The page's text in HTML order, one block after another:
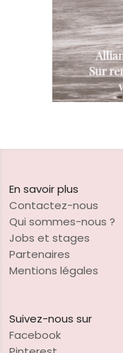
En savoir plus
Contactez-nous
Qui sommes-nous ?
Jobs et stages
Partenaires
Mentions légales
Suivez-nous sur
Facebook